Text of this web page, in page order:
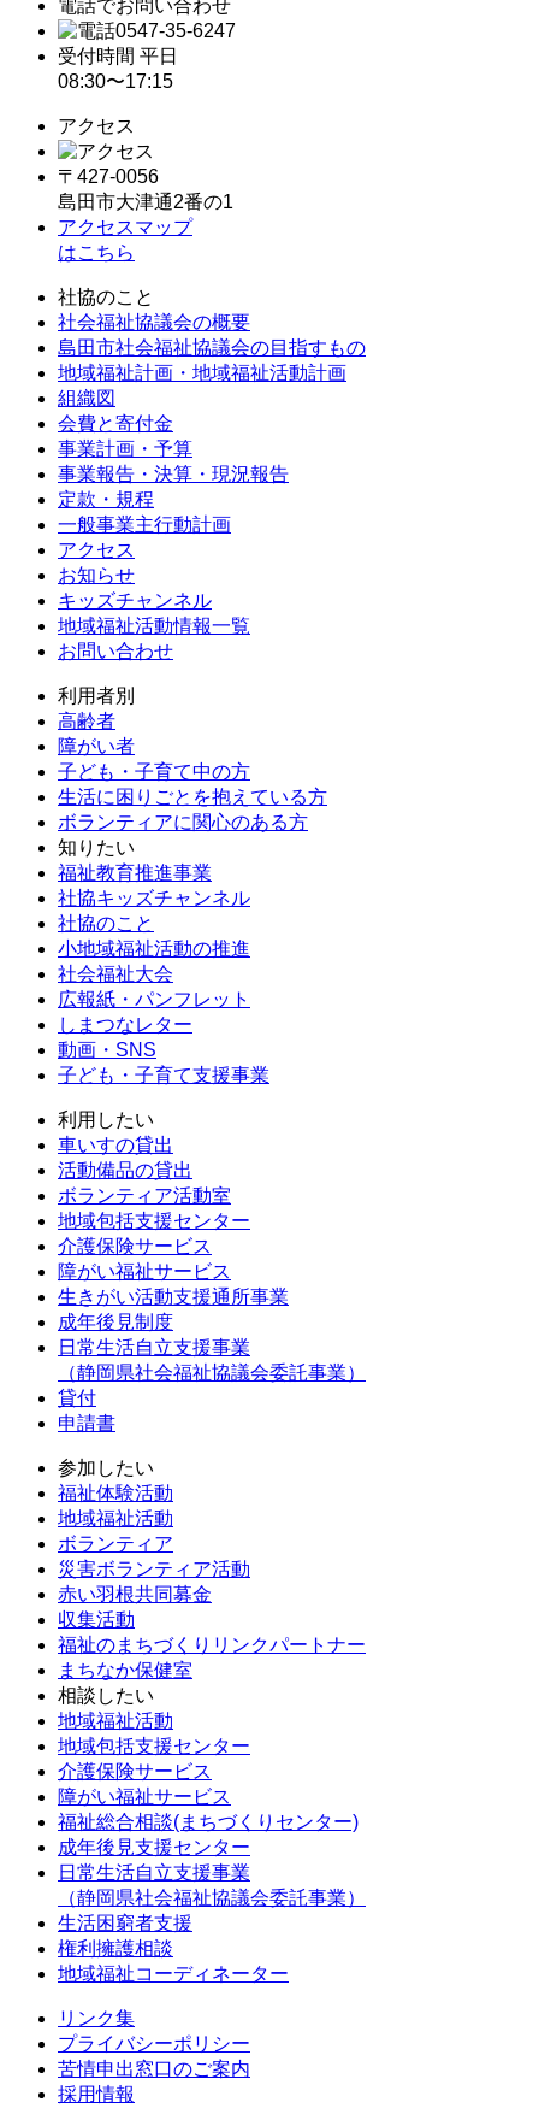
電話でお問い合わせ
0547-35-6247
受付時間 平日
08:30〜17:15
アクセス
〒427-0056
島田市大津通2番の1
アクセスマップ
はこちら
社協のこと
社会福祉協議会の概要
島田市社会福祉協議会の目指すもの
地域福祉計画・地域福祉活動計画
組織図
会費と寄付金
事業計画・予算
事業報告・決算・現況報告
定款・規程
一般事業主行動計画
アクセス
お知らせ
キッズチャンネル
地域福祉活動情報一覧
お問い合わせ
利用者別
高齢者
障がい者
子ども・子育て中の方
生活に困りごとを抱えている方
ボランティアに関心のある方
知りたい
福祉教育推進事業
社協キッズチャンネル
社協のこと
小地域福祉活動の推進
社会福祉大会
広報紙・パンフレット
しまつなレター
動画・SNS
子ども・子育て支援事業
利用したい
車いすの貸出
活動備品の貸出
ボランティア活動室
地域包括支援センター
介護保険サービス
障がい福祉サービス
生きがい活動支援通所事業
成年後見制度
日常生活自立支援事業
（静岡県社会福祉協議会委託事業）
貸付
申請書
参加したい
福祉体験活動
地域福祉活動
ボランティア
災害ボランティア活動
赤い羽根共同募金
収集活動
福祉のまちづくりリンクパートナー
まちなか保健室
相談したい
地域福祉活動
地域包括支援センター
介護保険サービス
障がい福祉サービス
福祉総合相談(まちづくりセンター)
成年後見支援センター
日常生活自立支援事業
（静岡県社会福祉協議会委託事業）
生活困窮者支援
権利擁護相談
地域福祉コーディネーター
リンク集
プライバシーポリシー
苦情申出窓口のご案内
採用情報